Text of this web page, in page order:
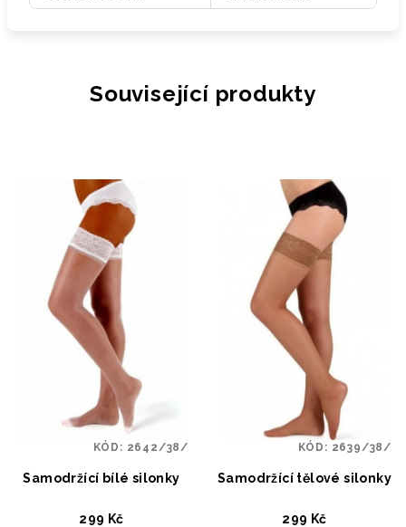
Související produkty
Samodržící bílé silonky
299 Kč
KÓD: 2642/38/
Samodržící tělové silonky
299 Kč
KÓD: 2639/38/